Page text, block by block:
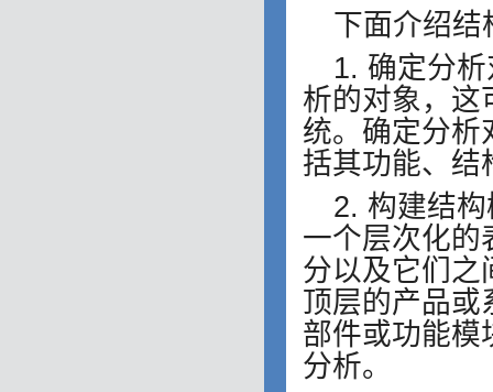
下面介绍结
1. 确定分
析的对象，这
统。确定分析
括其功能、结
2. 构建结
一个层次化的
分以及它们之
顶层的产品或
部件或功能模
分析。